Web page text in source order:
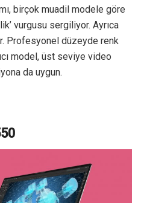
birçok muadil modele göre
vurgusu sergiliyor. Ayrıca
Profesyonel düzeyde renk
model, üst seviye video
da uygun.